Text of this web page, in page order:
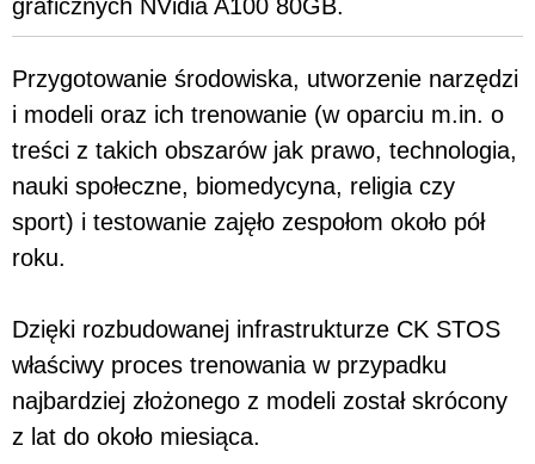
graficznych NVidia A100 80GB.
Przygotowanie środowiska, utworzenie narzędzi
i modeli oraz ich trenowanie (w oparciu m.in. o
treści z takich obszarów jak prawo, technologia,
nauki społeczne, biomedycyna, religia czy
sport) i testowanie zajęło zespołom około pół
roku.
Dzięki rozbudowanej infrastrukturze CK STOS
właściwy proces trenowania w przypadku
najbardziej złożonego z modeli został skrócony
z lat do około miesiąca.